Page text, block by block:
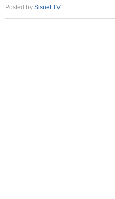
Posted by Sisnet TV